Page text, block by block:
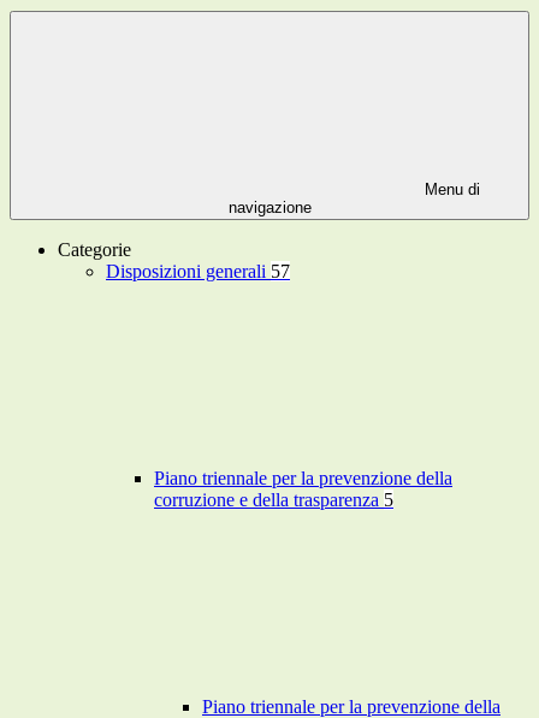
Menu di
navigazione
Categorie
Disposizioni generali 57
Piano triennale per la prevenzione della
corruzione e della trasparenza 5
Piano triennale per la prevenzione della